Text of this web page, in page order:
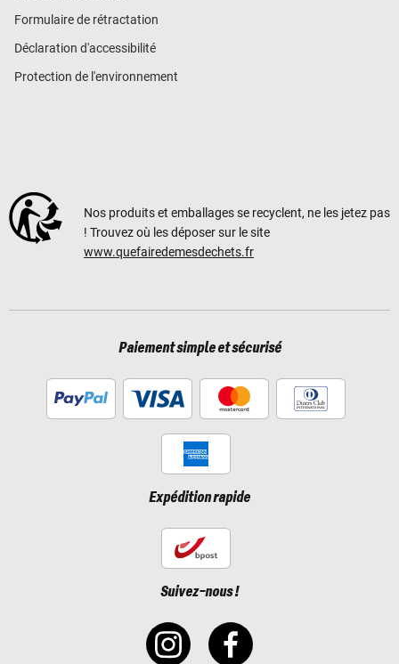
Formulaire de rétractation
Déclaration d'accessibilité
Protection de l'environnement
Nos produits et emballages se recyclent, ne les jetez pas
! Trouvez où les déposer sur le site
www.quefairedemesdechets.fr
Paiement simple et sécurisé
Expédition rapide
Suivez-nous !